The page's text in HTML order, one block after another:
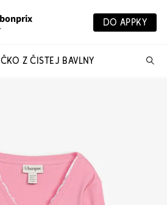
DO APPKY
Z ČISTEJ BAVLNY